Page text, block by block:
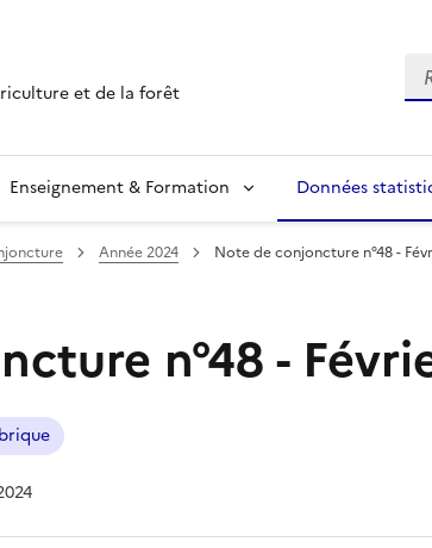
et de la forêt
Enseignement & Formation Données
Année 2024 Note de conjoncture n°48 -
n°48 -